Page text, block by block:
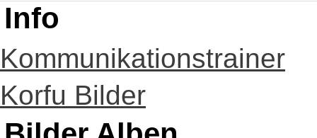
Info
Kommunikationstrainer
Korfu Bilder